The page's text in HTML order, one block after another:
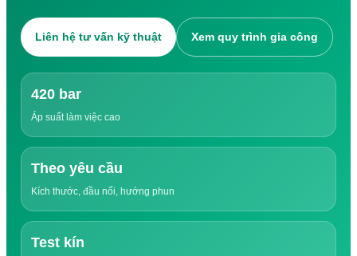
English
日本語
中文 (中国)
한국어
Tìm kiếm:
Liên hệ tư vấn kỹ thuật Xem quy trình gia công
420 bar
Áp suất làm việc cao
Theo yêu cầu
Kích thước, đầu nối, hướng phun
Test kín